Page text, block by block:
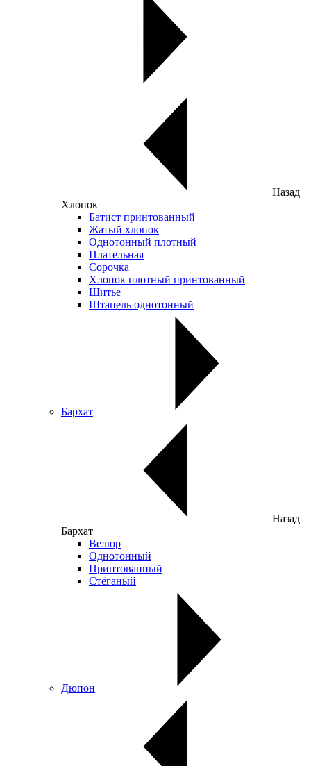
Назад
Хлопок
Батист принтованный
Жатый хлопок
Однотонный плотный
Плательная
Сорочка
Хлопок плотный принтованный
Шитье
Штапель однотонный
Бархат
Назад
Бархат
Велюр
Однотонный
Принтованный
Стёганый
Дюпон